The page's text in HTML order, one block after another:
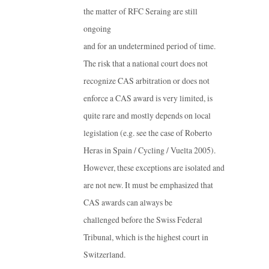
the matter of RFC Seraing are still
ongoing
and for an undetermined period of time.
The risk that a national court does not
recognize CAS arbitration or does not
enforce a CAS award is very limited, is
quite rare and mostly depends on local
legislation (e.g. see the case of Roberto
Heras in Spain / Cycling / Vuelta 2005).
However, these exceptions are isolated and
are not new. It must be emphasized that
CAS awards can always be
challenged before the Swiss Federal
Tribunal, which is the highest court in
Switzerland.